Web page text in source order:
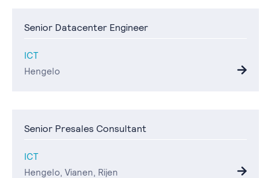
Senior Datacenter Engineer
ICT
Hengelo
Senior Presales Consultant
ICT
Hengelo, Vianen, Rijen